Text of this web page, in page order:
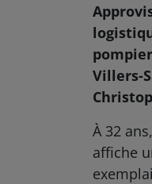
Villers-
À 32
affiche